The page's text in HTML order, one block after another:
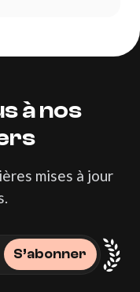
ànos
mises à jour
S’abonner
S’abonner